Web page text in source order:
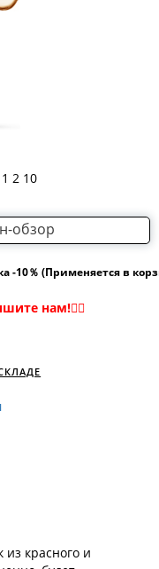
2 10
обзор
-10％ (Применяется в
красного и